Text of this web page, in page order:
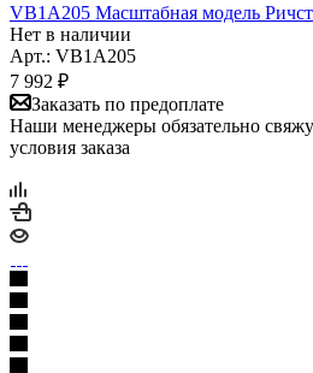
VB1A205 Масштабная модель
Нет в наличии
Арт.: VB1A205
7 992 ₽
Заказать по предоплате
Наши менеджеры обязательно
условия заказа